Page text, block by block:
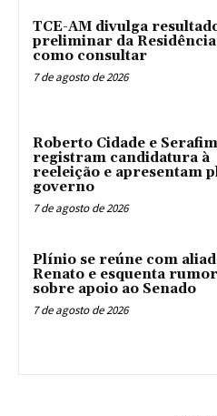
TCE-AM divulga
preliminar da
como consultar
7 de agosto de 2026
Roberto Cidade e
registram candidatura à
reeleição e apresentam
governo
7 de agosto de 2026
Plínio se reúne com
Renato e esquenta
sobre apoio ao Senado
7 de agosto de 2026